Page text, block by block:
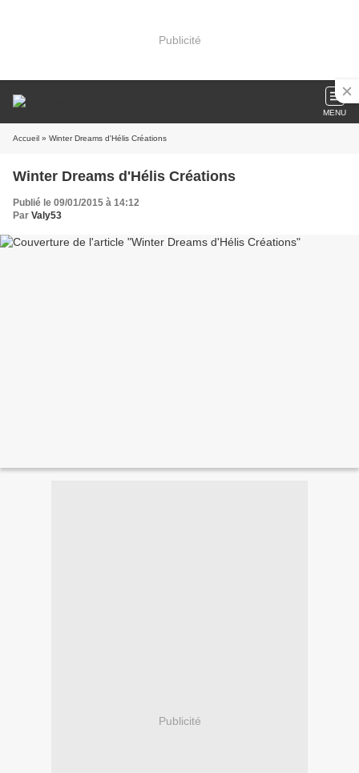
Publicité
MENU
Accueil » Winter Dreams d'Hélis Créations
Winter Dreams d'Hélis Créations
Publié le 09/01/2015 à 14:12
Par Valy53
Publicité